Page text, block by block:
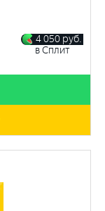
4 050 руб.
в Сплит